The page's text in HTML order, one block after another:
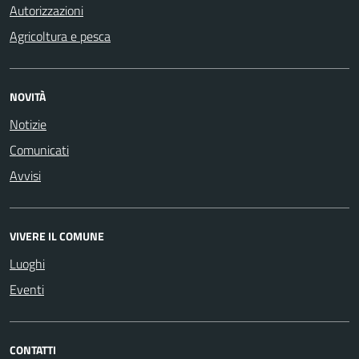
Autorizzazioni
Agricoltura e pesca
NOVITÀ
Notizie
Comunicati
Avvisi
VIVERE IL COMUNE
Luoghi
Eventi
CONTATTI